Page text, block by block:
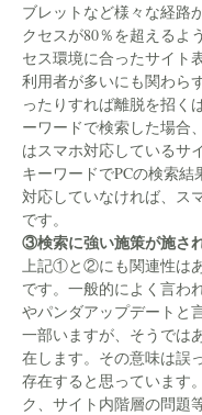
ブレットなど様々な経路
クセスが80％を超えるよ
セス環境に合ったサイト
利用者が多いにも関わら
ったりすれば離脱を招く
ーワードで検索した場合
はスマホ対応しているサ
キーワードでPCの検索
対応していなければ、ス
です。
③検索に強い施策が施さ
上記①と②にも関連性は
です。一般的によく言わ
やパンダアップデートと
一部いますが、そうでは
在します。その意味は誤
存在すると思っています
ク、サイト内階層の問題